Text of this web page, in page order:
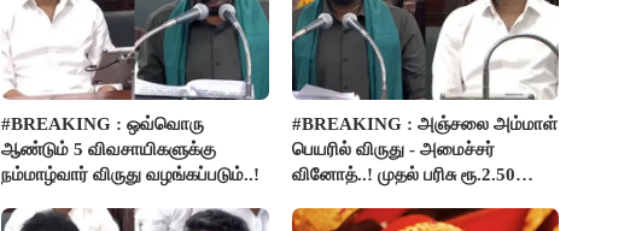
#BREAKING : ஒவ்வொரு
ஆண்டும் 5 விவசாயிகளுக்கு
நம்மாழ்வார் விருது வழங்கப்படும்..!
#BREAKING : அஞ்சலை அம்மாள்
பெயரில் விருது - அமைச்சர்
வினோத்..! முதல் பரிசு ரூ.2.50